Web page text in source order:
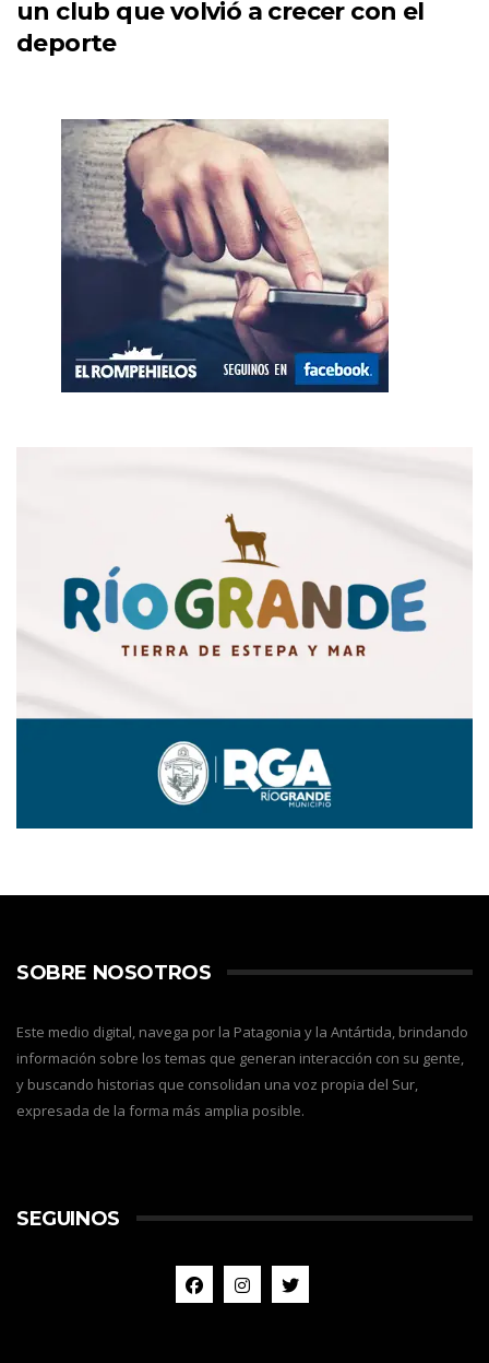
un club que volvió a crecer con el
deporte
SOBRE NOSOTROS
Este medio digital, navega por la Patagonia y la Antártida, brindando
información sobre los temas que generan interacción con su gente,
y buscando historias que consolidan una voz propia del Sur,
expresada de la forma más amplia posible.
SEGUINOS